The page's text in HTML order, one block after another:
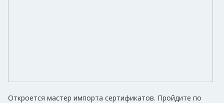
Откроется мастер импорта сертификатов. Пройдите по